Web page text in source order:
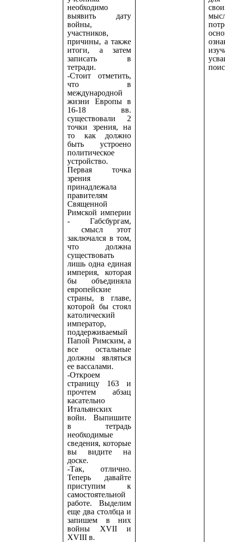
необходимо
выявить дату
войны,
участников,
причины, а также
итоги, а затем
записать в
тетради.
-Стоит отметить,
что в
международной
жизни Европы в
16-18 вв.
существовали 2
точки зрения, на
то как должно
быть устроено
политическое
устройство.
Первая точка
зрения
принадлежала
правителям
Священной
Римской империи
- Габсбургам,
смысл этот
заключался в том,
что должна
существовать
лишь одна единая
империя, которая
бы объединяла
европейские
страны, в главе,
которой бы стоял
католический
император,
поддерживаемый
Папой Римским, а
все остальные
должны являться
ее вассалами.
-Откроем
страницу 163 и
прочтем абзац
касательно
Итальянских
войн. Выпишите
в тетрадь
необходимые
сведения, которые
вы видите на
доске.
-Так, отлично.
Теперь давайте
приступим к
самостоятельной
работе. Выделим
еще два столбца и
запишем в них
войны XVII и
XVIII в.